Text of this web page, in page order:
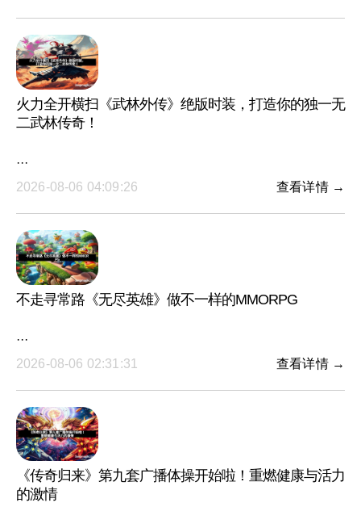
火力全开横扫《武林外传》绝版时装，打造你的独一无
二武林传奇！
···
2026-08-06 04:09:26
查看详情 →
不走寻常路《无尽英雄》做不一样的MMORPG
···
2026-08-06 02:31:31
查看详情 →
《传奇归来》第九套广播体操开始啦！重燃健康与活力
的激情